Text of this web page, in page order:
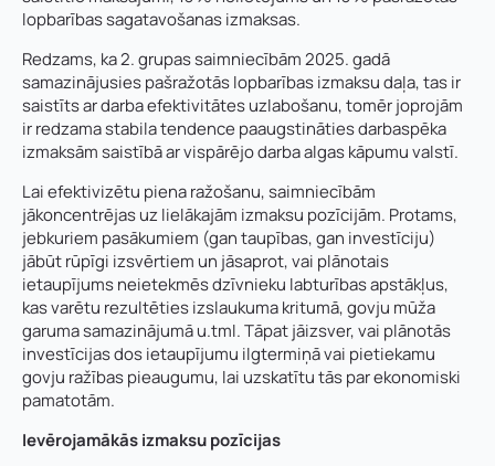
lopbarības sagatavošanas izmaksas.
Redzams, ka 2. grupas saimniecībām 2025. gadā
samazinājusies pašražotās lopbarības izmaksu daļa, tas ir
saistīts ar darba efektivitātes uzlabošanu, tomēr joprojām
ir redzama stabila tendence paaugstināties darbaspēka
izmaksām saistībā ar vispārējo darba algas kāpumu valstī.
Lai efektivizētu piena ražošanu, saimniecībām
jākoncentrējas uz lielākajām izmaksu pozīcijām. Protams,
jebkuriem pasākumiem (gan taupības, gan investīciju)
jābūt rūpīgi izsvērtiem un jāsaprot, vai plānotais
ietaupījums neietekmēs dzīvnieku labturības apstākļus,
kas varētu rezultēties izslaukuma kritumā, govju mūža
garuma samazinājumā u.tml. Tāpat jāizsver, vai plānotās
investīcijas dos ietaupījumu ilgtermiņā vai pietiekamu
govju ražības pieaugumu, lai uzskatītu tās par ekonomiski
pamatotām.
Ievērojamākās izmaksu pozīcijas
E-pasts*
Pievieno savu CV un motivācijas vēstuli*
Jūs varat augšupielādēt līdz 2 failiem.
Nosūtīt pieteikumu
t
t
ā
l
r
u
n
i
P
a
m
a
t
n
o
z
a
r
e
Kontakttālrunis*
Pamatnozare
Piezīmes
Pieteikties